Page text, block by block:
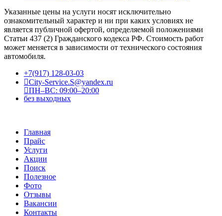
Указанные цены на услуги носят исключительно
ознакомительный характер и ни при каких условиях не
является публичной офертой, определяемой положениями
Статьи 437 (2) Гражданского кодекса РФ. Стоимость работ
может меняется в зависимости от технического состояния
автомобиля.
+7(917) 128-03-03
City-Service.S@yandex.ru
ПН–ВС: 09:00–20:00
без выходных
Главная
Прайс
Услуги
Акции
Поиск
Полезное
Фото
Отзывы
Вакансии
Контакты